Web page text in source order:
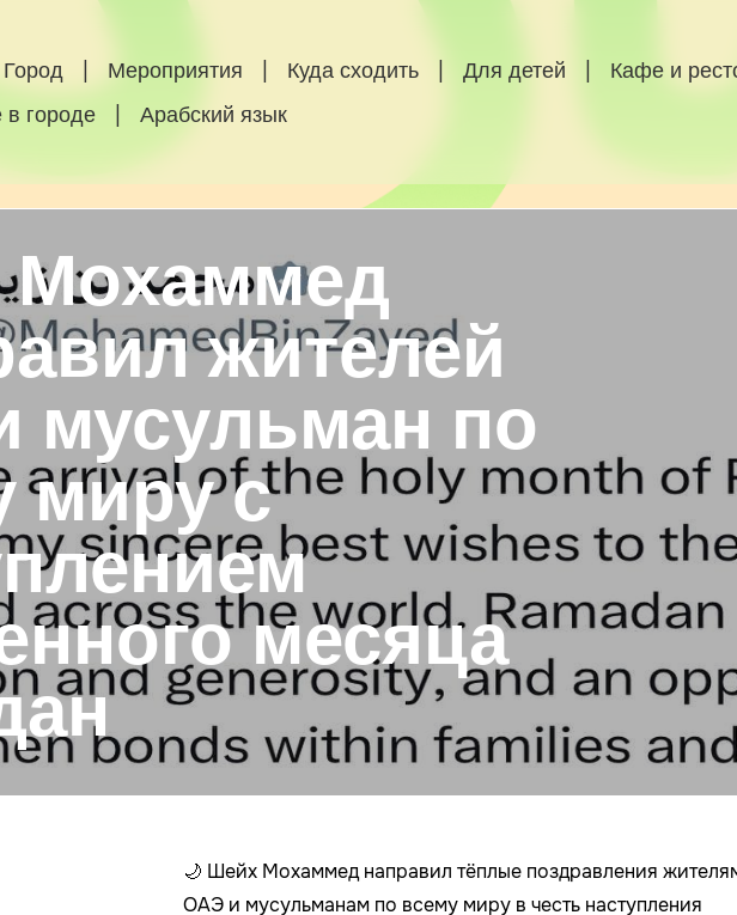
Город Мероприятия Куда сходить Для детей
Кафе и
в городе
Арабский язык
жителей
мусульман по
миру с
месяца
🌙 Шейх Мохаммед направил тёплые поздравления
ОАЭ и мусульманам по всему миру в честь наступления